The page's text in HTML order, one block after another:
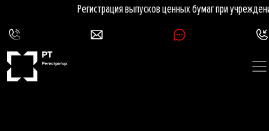
Регистрация выпусков ценных бумаг при